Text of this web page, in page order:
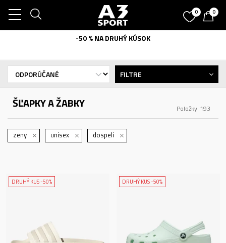
0 0
-50 % NA DRUHÝ KÚSOK
ŠĽAPKY A ŽABKY 193
Položky
FILTRE
zeny unisex dospeli
DRUHÝ KUS -50% DRUHÝ KUS -50%